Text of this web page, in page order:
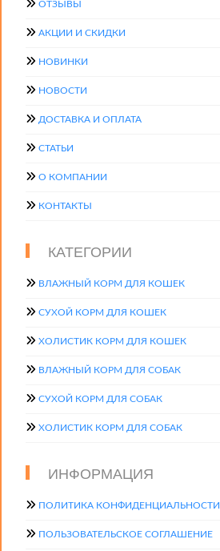
ОТЗЫВЫ
АКЦИИ И СКИДКИ
НОВИНКИ
НОВОСТИ
ДОСТАВКА И ОПЛАТА
СТАТЬИ
О КОМПАНИИ
КОНТАКТЫ
КАТЕГОРИИ
ВЛАЖНЫЙ КОРМ ДЛЯ КОШЕК
СУХОЙ КОРМ ДЛЯ КОШЕК
ХОЛИСТИК КОРМ ДЛЯ КОШЕК
ВЛАЖНЫЙ КОРМ ДЛЯ СОБАК
СУХОЙ КОРМ ДЛЯ СОБАК
ХОЛИСТИК КОРМ ДЛЯ СОБАК
ИНФОРМАЦИЯ
ПОЛИТИКА КОНФИДЕНЦИАЛЬНОСТИ
ПОЛЬЗОВАТЕЛЬСКОЕ СОГЛАШЕНИЕ